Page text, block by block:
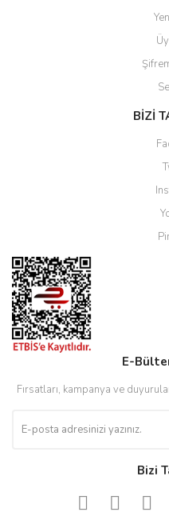
BİZİ
E-
Fırsatları, kampanya ve
Bizi